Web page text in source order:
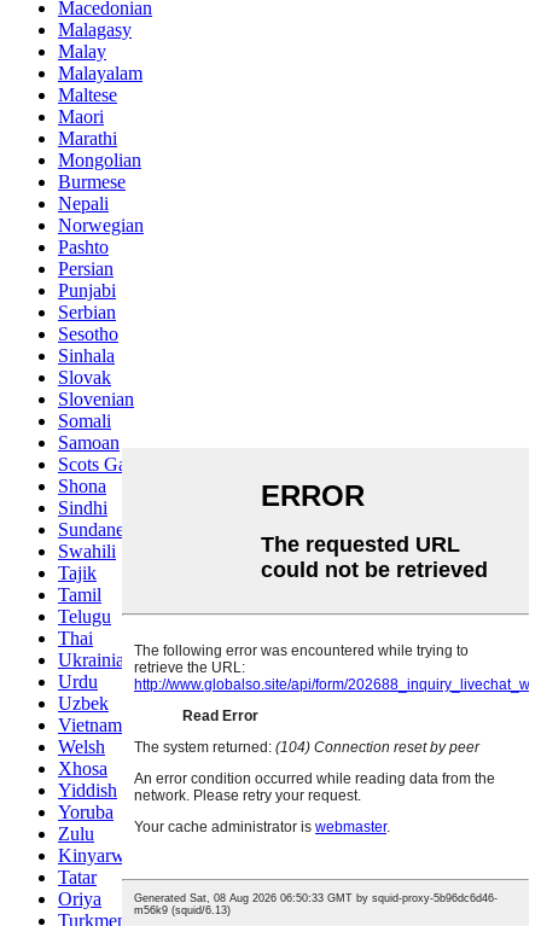
Macedonian
Malagasy
Malay
Malayalam
Maltese
Maori
Marathi
Mongolian
Burmese
Nepali
Norwegian
Pashto
Persian
Punjabi
Serbian
Sesotho
Sinhala
Slovak
Slovenian
Somali
Samoan
Scots Gaelic
Shona
Sindhi
Sundanese
Swahili
Tajik
Tamil
Telugu
Thai
Ukrainian
Urdu
Uzbek
Vietnamese
Welsh
Xhosa
Yiddish
Yoruba
Zulu
Kinyarwanda
Tatar
Oriya
Turkmen